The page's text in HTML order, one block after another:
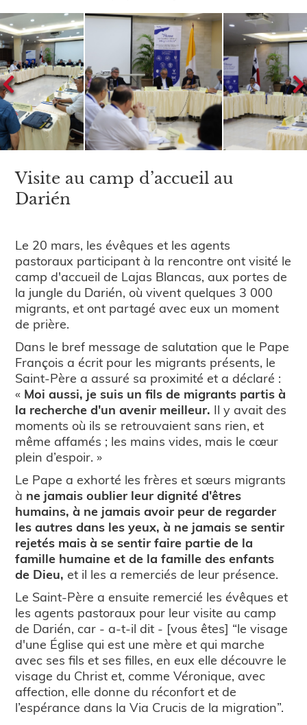
Visite au camp d’accueil au
Darién
Le 20 mars, les évêques et les agents
pastoraux participant à la rencontre ont visité le
camp d'accueil de Lajas Blancas, aux portes de
la jungle du Darién, où vivent quelques 3 000
migrants, et ont partagé avec eux un moment
de prière.
Dans le bref message de salutation que le Pape
François a écrit pour les migrants présents, le
Saint-Père a assuré sa proximité et a déclaré :
« Moi aussi, je suis un fils de migrants partis à
la recherche d'un avenir meilleur. Il y avait des
moments où ils se retrouvaient sans rien, et
même affamés ; les mains vides, mais le cœur
plein d’espoir. »
Le Pape a exhorté les frères et sœurs migrants
à ne jamais oublier leur dignité d'êtres
humains, à ne jamais avoir peur de regarder
les autres dans les yeux, à ne jamais se sentir
rejetés mais à se sentir faire partie de la
famille humaine et de la famille des enfants
de Dieu,et il les a remerciés de leur présence.
Le Saint-Père a ensuite remercié les évêques et
les agents pastoraux pour leur visite au camp
de Darién, car - a-t-il dit - [vous êtes] “le visage
d'une Église qui est une mère et qui marche
avec ses fils et ses filles, en eux elle découvre le
visage du Christ et, comme Véronique, avec
affection, elle donne du réconfort et de
l’espérance dans la Via Crucis de la migration”.